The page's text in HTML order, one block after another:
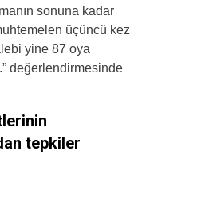
sonuna kadar
üçüncü kez
yine 87 oya
değerlendirmesinde
tepkiler